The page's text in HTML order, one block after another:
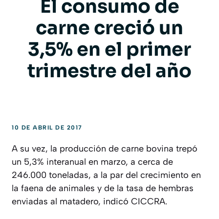
El consumo de
carne creció un
3,5% en el primer
trimestre del año
10 DE ABRIL DE 2017
A su vez, la producción de carne bovina trepó
un 5,3% interanual en marzo, a cerca de
246.000 toneladas, a la par del crecimiento en
la faena de animales y de la tasa de hembras
enviadas al matadero, indicó CICCRA.